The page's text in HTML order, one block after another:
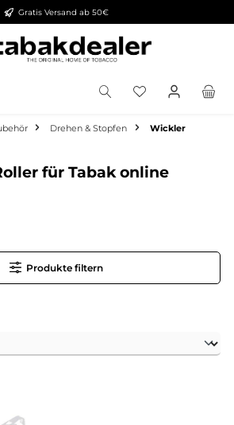
Gratis Versand ab 50€
Drehen & Stopfen Wickler
für Tabak online
Produkte filtern